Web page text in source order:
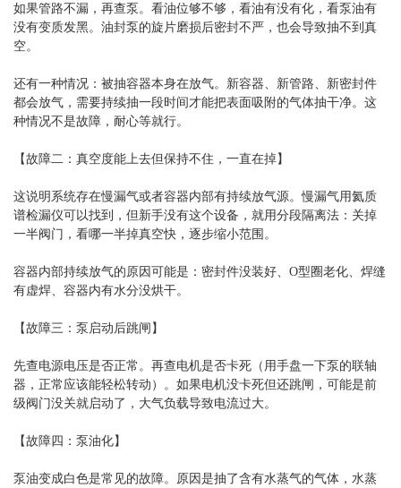
如果管路不漏，再查泵。看油位够不够，看油有没有化，看泵油有
没有变质发黑。油封泵的旋片磨损后密封不严，也会导致抽不到真
空。
还有一种情况：被抽容器本身在放气。新容器、新管路、新密封件
都会放气，需要持续抽一段时间才能把表面吸附的气体抽干净。这
种情况不是故障，耐心等就行。
【故障二：真空度能上去但保持不住，一直在掉】
这说明系统存在慢漏气或者容器内部有持续放气源。慢漏气用氦质
谱检漏仪可以找到，但新手没有这个设备，就用分段隔离法：关掉
一半阀门，看哪一半掉真空快，逐步缩小范围。
容器内部持续放气的原因可能是：密封件没装好、O型圈老化、焊缝
有虚焊、容器内有水分没烘干。
【故障三：泵启动后跳闸】
先查电源电压是否正常。再查电机是否卡死（用手盘一下泵的联轴
器，正常应该能轻松转动）。如果电机没卡死但还跳闸，可能是前
级阀门没关就启动了，大气负载导致电流过大。
【故障四：泵油化】
泵油变成白色是常见的故障。原因是抽了含有水蒸气的气体，水蒸